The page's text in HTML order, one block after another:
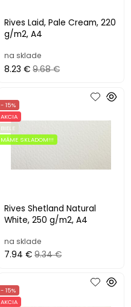
Rives Laid, Pale Cream, 220
g/m2, A4
na sklade
8.23 € 9.68 €
Rives Shetland Natural
White, 250 g/m2, A4
- 15%
AKCIA
BIELE
MÁME SKLADOM!!!
na sklade
7.94 € 9.34 €
- 15%
AKCIA